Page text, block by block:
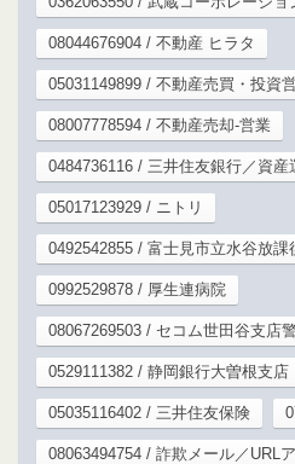
08044676904 / 不動産 ヒラタ
05031149899 / 不動産売買・投資
08007778594 / 不動産売却-営業
0484736116 / 三井住友銀行／資産
05017123929 / ニトリ
0492542855 / 富士見市立水谷放課
0992529878 / 厚生連病院
08067269503 / セコム世田谷支店
0529111382 / 静岡銀行大曽根支店
05035116402 / 三井住友保険
08063494754 / 詐欺メール／URL